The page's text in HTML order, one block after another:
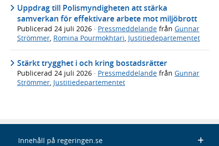
Uppdrag till Polismyndigheten att stärka
samverkan för effektivare arbete mot miljöbrott
Publicerad 24 juli 2026 · Pressmeddelande från Gunnar
Strömmer Romina Pourmokhtari Justitiedepartementet
Stärkt trygghet i och kring bostadsrätter
Publicerad 24 juli 2026 · Pressmeddelande från Gunnar
Strömmer, Justitiedepartementet
Innehåll på regeringen.se